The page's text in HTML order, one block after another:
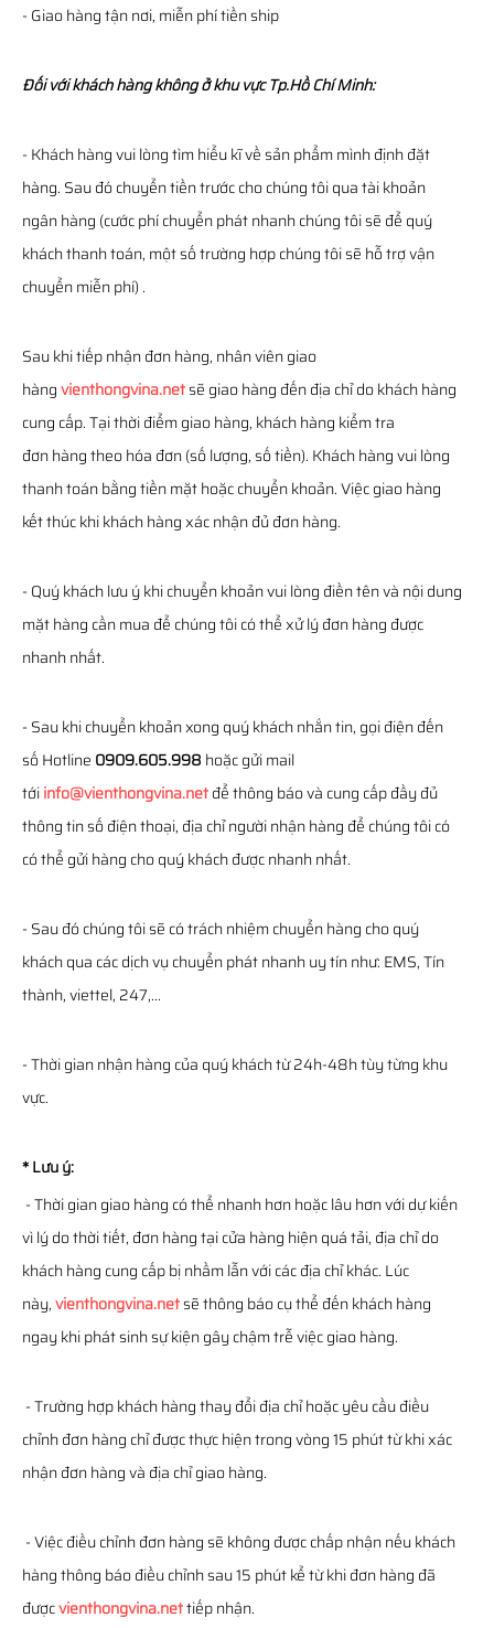
- Giao hàng tận nơi, miễn phí tiền ship
Đối với khách hàng không ở khu vực Tp.Hồ Chí Minh:
- Khách hàng vui lòng tìm hiểu kĩ về sản phẩm mình định đặt
hàng. Sau đó chuyển tiền trước cho chúng tôi qua tài khoản
ngân hàng (cước phí chuyển phát nhanh chúng tôi sẽ để quý
khách thanh toán, một số trường hợp chúng tôi sẽ hỗ trợ vận
chuyển miễn phí) .
Sau khi tiếp nhận đơn hàng, nhân viên giao
hàngvienthongvina.netsẽ giao hàng đến địa chỉ do khách hàng
cung cấp. Tại thời điểm giao hàng, khách hàng kiểm tra
đơn hàng theo hóa đơn (số lượng, số tiền). Khách hàng vui lòng
thanh toán bằng tiền mặt hoặc chuyển khoản. Việc giao hàng
kết thúc khi khách hàng xác nhận đủ đơn hàng.
- Quý khách lưu ý khi chuyển khoản vui lòng điền tên và nội dung
mặt hàng cần mua để chúng tôi có thể xử lý đơn hàng được
nhanh nhất.
- Sau khi chuyển khoản xong quý khách nhắn tin, gọi điện đến
số Hotline 0909.605.998 hoặc gửi mail
tớiinfo@vienthongvina.netđể thông báo và cung cấp đầy đủ
thông tin số điện thoại, địa chỉ người nhận hàng để chúng tôi có
có thể gửi hàng cho quý khách được nhanh nhất.
- Sau đó chúng tôi sẽ có trách nhiệm chuyển hàng cho quý
khách qua các dịch vụ chuyển phát nhanh uy tín như: EMS, Tín
thành, viettel, 247,...
- Thời gian nhận hàng của quý khách từ 24h-48h tùy từng khu
vực.
* Lưu ý:
- Thời gian giao hàng có thể nhanh hơn hoặc lâu hơn với dự kiến
vì lý do thời tiết, đơn hàng tại cửa hàng hiện quá tải, địa chỉ do
khách hàng cung cấp bị nhầm lẫn với các địa chỉ khác. Lúc
này,vienthongvina.netsẽ thông báo cụ thể đến khách hàng
ngay khi phát sinh sự kiện gây chậm trễ việc giao hàng.
- Trường hợp khách hàng thay đổi địa chỉ hoặc yêu cầu điều
chỉnh đơn hàng chỉ được thực hiện trong vòng 15 phút từ khi xác
nhận đơn hàng và địa chỉ giao hàng.
- Việc điều chỉnh đơn hàng sẽ không được chấp nhận nếu khách
hàng thông báo điều chỉnh sau 15 phút kể từ khi đơn hàng đã
đượcvienthongvina.nettiếp nhận.